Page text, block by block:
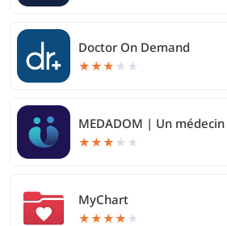
Doctor On Demand
★★★ ★ ★
MEDADOM | Un
★★★ ★ ★
MyChart
★★★★ ★